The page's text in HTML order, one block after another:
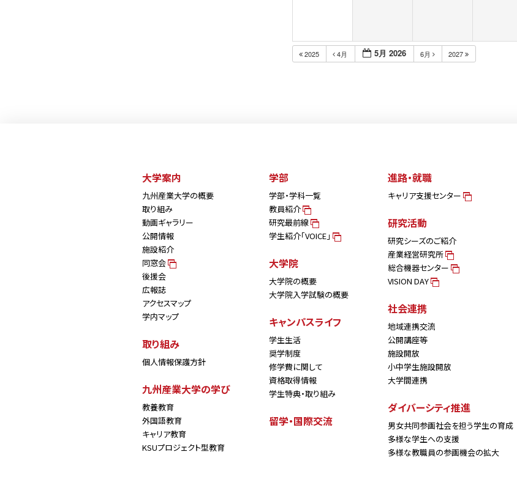
2025 4月 5月 2026 6月 2027
大学案内
九州産業大学の概要
取り組み
動画ギャラリー
公開情報
施設紹介
同窓会
後援会
広報誌
アクセスマップ
学内マップ
取り組み
個人情報保護方針
九州産業大学の学び
教養教育
外国語教育
キャリア教育
KSUプロジェクト型教育
学部
学部・学科一覧
教員紹介
研究最前線
学生紹介「VOICE」
大学院
大学院の概要
大学院入学試験の概要
キャンパスライフ
学生生活
奨学制度
修学費に関して
資格取得情報
学生特典・取り組み
留学・国際交流
進路・就職
キャリア支援センター
研究活動
研究シーズのご紹介
産業経営研究所
総合機器センター
VISION DAY
社会連携
地域連携交流
公開講座等
施設開放
小中学生施設開放
大学間連携
ダイバーシティ推進
男女共同参画社会を担う学生の育成
多様な学生への支援
多様な教職員の参画機会の拡大